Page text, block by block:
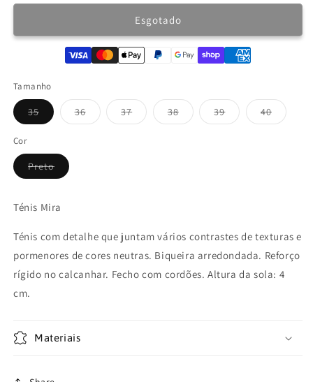
quantidade
TÉNIS
RUSSEL
quantidade
TÉNIS
MIRA
RUSSEL
Esgotado
Tamanho
35Variante
esgotada
36Variante
esgotada
37Variante
esgotada
38Variante
esgotada
39Variante
esgotada
40Variante
Cor
PretoVariante
esgotada
Ténis Mira
Ténis com detalhe que juntam vários contrastes de texturas e
pormenores de cores neutras. Biqueira arredondada. Reforço
rígido no calcanhar. Fecho com cordões. Altura da sola: 4
cm.
Materiais